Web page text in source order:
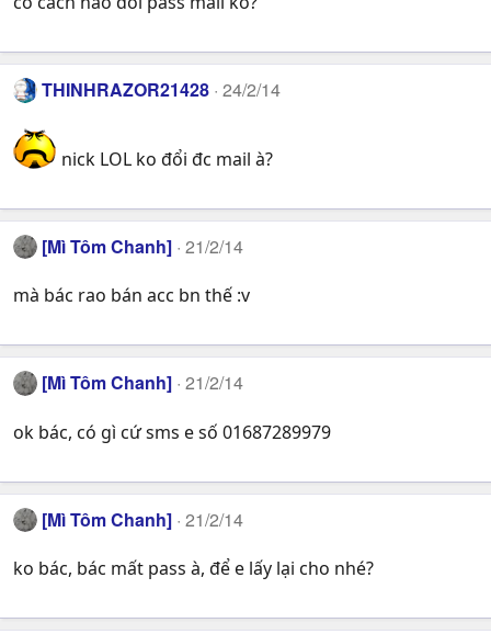
THINHRAZOR21428 24/2/14
nick LOL ko đổi đc mail à?
[Mì Tôm Chanh] 21/2/14
mà bác rao bán acc bn thế :v
[Mì Tôm Chanh] 21/2/14
ok bác, có gì cứ sms e số 01687289979
[Mì Tôm Chanh] 21/2/14
ko bác, bác mất pass à, để e lấy lại cho nhé?